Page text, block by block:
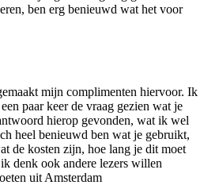
ben erg benieuwd wat het voor
mijn complimenten hiervoor. Ik
paar keer de vraag gezien wat je
hierop gevonden, wat ik wel
heel benieuwd ben wat je gebruikt,
de kosten zijn, hoe lang je dit moet
denk ook andere lezers willen
uit Amsterdam